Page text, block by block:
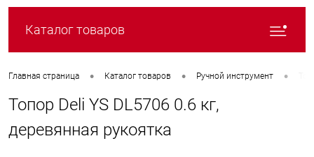
Каталог товаров
Главная страница • Каталог товаров • Ручной инструмент •
Топор Deli YS DL5706 0.6 кг,
деревянная рукоятка